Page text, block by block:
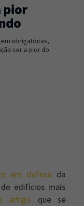
Planejado e
pior
obrigatórias,
ser a pior do
em defesa da
edifícios mais
artigo que se